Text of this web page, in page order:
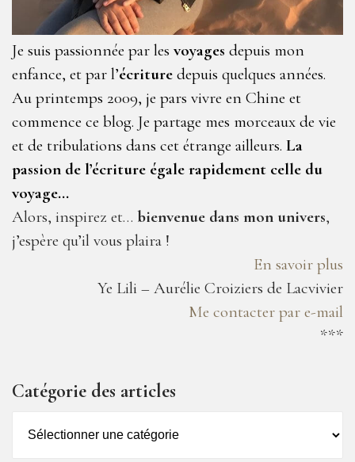
Je suis passionnée par les voyages depuis mon
enfance, et par l’écriture depuis quelques années.
Au printemps 2009, je pars vivre en Chine et
commence ce blog. Je partage mes morceaux de vie
et de tribulations dans cet étrange ailleurs. La
passion de l’écriture égale rapidement celle du
voyage…
Alors, inspirez et… bienvenue dans mon univers,
j’espère qu’il vous plaira !
En savoir plus
Ye Lili – Aurélie Croiziers de Lacvivier
Me contacter par e-mail
***
Catégorie des articles
des